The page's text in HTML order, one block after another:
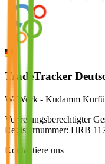
TradeTracker
WeWork - Kudamm
Vertretungsberechtigter
Registernummer: HRB
Kontaktiere uns